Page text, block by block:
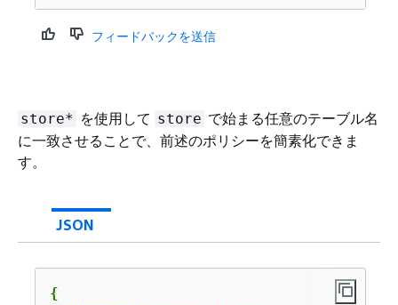
フィードバックを送信
store* を使用して store で始まる任意のテーブル名
に一致させることで、前述のポリシーを簡素化できま
す。
JSON
{